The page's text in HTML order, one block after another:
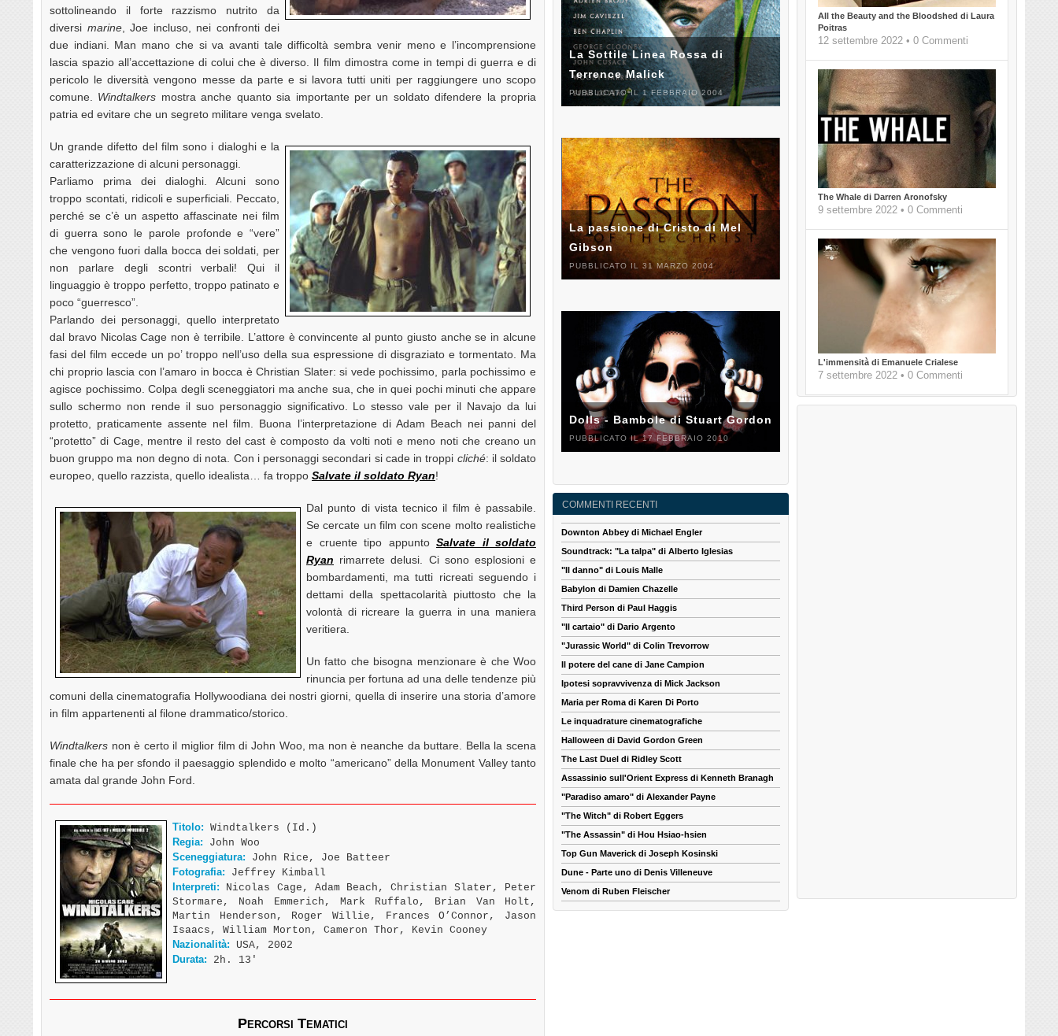
sottolineando il forte razzismo nutrito da
diversi marine, Joe incluso, nei confronti dei
due indiani. Man mano che si va avanti tale difficoltà sembra venir meno e l’incomprensione
lascia spazio all’accettazione di colui che è diverso. Il film dimostra come in tempi di guerra e di
pericolo le diversità vengono messe da parte e si lavora tutti uniti per raggiungere uno scopo
comune. Windtalkers mostra anche quanto sia importante per un soldato difendere la propria
patria ed evitare che un segreto militare venga svelato.
Un grande difetto del film sono i dialoghi e la
caratterizzazione di alcuni personaggi.
Parliamo prima dei dialoghi. Alcuni sono
troppo scontati, ridicoli e superficiali. Peccato,
perché se c’è un aspetto affascinate nei film
di guerra sono le parole profonde e “vere”
che vengono fuori dalla bocca dei soldati, per
non parlare degli scontri verbali! Qui il
linguaggio è troppo perfetto, troppo patinato e
poco “guerresco”.
Parlando dei personaggi, quello interpretato
dal bravo Nicolas Cage non è terribile. L’attore è convincente al punto giusto anche se in alcune
fasi del film eccede un po’ troppo nell’uso della sua espressione di disgraziato e tormentato. Ma
chi proprio lascia con l’amaro in bocca è Christian Slater: si vede pochissimo, parla pochissimo e
agisce pochissimo. Colpa degli sceneggiatori ma anche sua, che in quei pochi minuti che appare
sullo schermo non rende il suo personaggio significativo. Lo stesso vale per il Navajo da lui
protetto, praticamente assente nel film. Buona l’interpretazione di Adam Beach nei panni del
“protetto” di Cage, mentre il resto del cast è composto da volti noti e meno noti che creano un
buon gruppo ma non degno di nota. Con i personaggi secondari si cade in troppi cliché: il soldato
europeo, quello razzista, quello idealista… fa troppo Salvate il soldato Ryan!
Dal punto di vista tecnico il film è passabile.
Se cercate un film con scene molto realistiche
e cruente tipo appunto Salvate il soldato
Ryan rimarrete delusi. Ci sono esplosioni e
bombardamenti, ma tutti ricreati seguendo i
dettami della spettacolarità piuttosto che la
volontà di ricreare la guerra in una maniera
veritiera.
Un fatto che bisogna menzionare è che Woo
rinuncia per fortuna ad una delle tendenze più
comuni della cinematografia Hollywoodiana dei nostri giorni, quella di inserire una storia d’amore
in film appartenenti al filone drammatico/storico.
Windtalkers non è certo il miglior film di John Woo, ma non è neanche da buttare. Bella la scena
finale che ha per sfondo il paesaggio splendido e molto “americano” della Monument Valley tanto
amata dal grande John Ford.
Titolo: Windtalkers (Id.)
Regia: John Woo
Sceneggiatura: John Rice, Joe Batteer
Fotografia: Jeffrey Kimball
Interpreti: Nicolas Cage, Adam Beach, Christian Slater, Peter
Stormare, Noah Emmerich, Mark Ruffalo, Brian Van Holt,
Martin Henderson, Roger Willie, Frances O’Connor, Jason
Isaacs, William Morton, Cameron Thor, Kevin Cooney
Nazionalità: USA, 2002
Durata: 2h. 13′
Percorsi Tematici
All the Beauty and the Bloodshed di Laura
Poitras
12 settembre 2022 • 0 Commenti
The Whale di Darren Aronofsky
9 settembre 2022 • 0 Commenti
L'immensità di Emanuele Crialese
7 settembre 2022 • 0 Commenti
La Sottile Linea Rossa di
Terrence Malick
PUBBLICATO IL 1 FEBBRAIO 2004
La passione di Cristo di Mel
Gibson
PUBBLICATO IL 31 MARZO 2004
Dolls - Bambole di Stuart Gordon
PUBBLICATO IL 17 FEBBRAIO 2010
COMMENTI RECENTI
Downton Abbey di Michael Engler
Soundtrack: "La talpa" di Alberto Iglesias
"Il danno" di Louis Malle
Babylon di Damien Chazelle
Third Person di Paul Haggis
"Il cartaio" di Dario Argento
"Jurassic World" di Colin Trevorrow
Il potere del cane di Jane Campion
Ipotesi sopravvivenza di Mick Jackson
Maria per Roma di Karen Di Porto
Le inquadrature cinematografiche
Halloween di David Gordon Green
The Last Duel di Ridley Scott
Assassinio sull'Orient Express di Kenneth Branagh
"Paradiso amaro" di Alexander Payne
"The Witch" di Robert Eggers
"The Assassin" di Hou Hsiao-hsien
Top Gun Maverick di Joseph Kosinski
Dune - Parte uno di Denis Villeneuve
Venom di Ruben Fleischer